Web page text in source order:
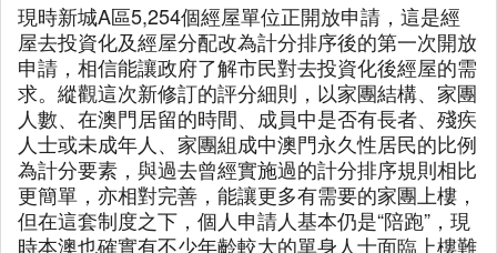
現時新城A區5,254個經屋單位正開放申請，這是經
屋去投資化及經屋分配改為計分排序後的第一次開放
申請，相信能讓政府了解市民對去投資化後經屋的需
求。縱觀這次新修訂的評分細則，以家團結構、家團
人數、在澳門居留的時間、成員中是否有長者、殘疾
人士或未成年人、家團組成中澳門永久性居民的比例
為計分要素，與過去曾經實施過的計分排序規則相比
更簡單，亦相對完善，能讓更多有需要的家團上樓，
但在這套制度之下，個人申請人基本仍是“陪跑”，現
時本澳也確實有不少年齡較大的單身人士面臨上樓難